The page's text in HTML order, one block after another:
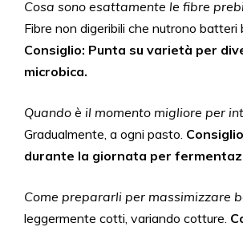
Cosa sono esattamente le fibre
Fibre non digeribili che nutrono batteri
Consiglio: Punta su varietà per
microbica.
Quando è il momento migliore per
Gradualmente, a ogni pasto.
durante la giornata per
Come prepararli per massimizzare
leggermente cotti, variando cotture.